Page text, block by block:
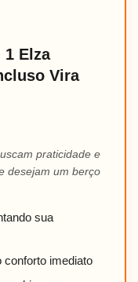
Elza
Vira
praticidade e
desejam um berço
sua
conforto imediato